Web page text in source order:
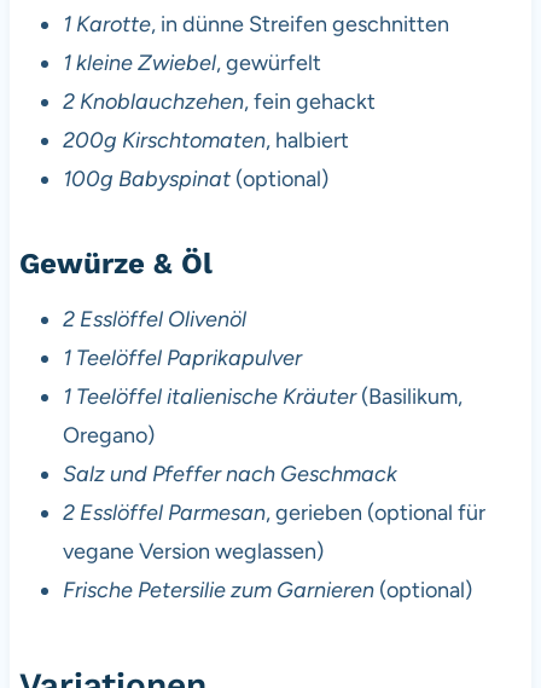
1 Karotte, in dünne Streifen geschnitten
1 kleine Zwiebel, gewürfelt
2 Knoblauchzehen, fein gehackt
200g Kirschtomaten, halbiert
100g Babyspinat(optional)
Gewürze & Öl
2 Esslöffel Olivenöl
1 Teelöffel Paprikapulver
1 Teelöffel italienische Kräuter(Basilikum,
Oregano)
Salz und Pfeffer nach Geschmack
2 Esslöffel Parmesan, gerieben (optional für
vegane Version weglassen)
Frische Petersilie zum Garnieren(optional)